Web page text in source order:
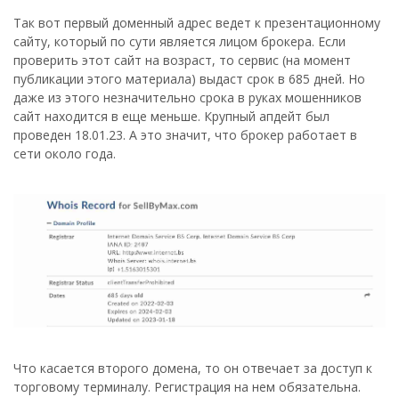
Так вот первый доменный адрес ведет к презентационному
сайту, который по сути является лицом брокера. Если
проверить этот сайт на возраст, то сервис (на момент
публикации этого материала) выдаст срок в 685 дней. Но
даже из этого незначительно срока в руках мошенников
сайт находится в еще меньше. Крупный апдейт был
проведен 18.01.23. А это значит, что брокер работает в
сети около года.
Что касается второго домена, то он отвечает за доступ к
торговому терминалу. Регистрация на нем обязательна.